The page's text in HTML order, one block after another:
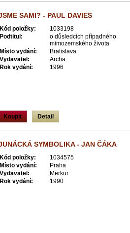
SAMI? - PAUL DAVIES
Kód položky:
1033198
Podtitul:
o důsledcích případného
mimozemského života
Místo vydání:
Bratislava
Vydavatel:
Archa
Rok vydání:
1996
Koupit Detail
SYMBOLIKA - JAN ČÁKA
Kód položky:
1034575
Místo vydání:
Praha
Vydavatel:
Merkur
Rok vydání:
1990